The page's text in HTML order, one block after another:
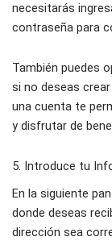
necesitarás
contraseña para
También puedes
si no deseas
una cuenta te
y disfrutar de
5. Introduce tu
En la siguiente
donde deseas
dirección sea